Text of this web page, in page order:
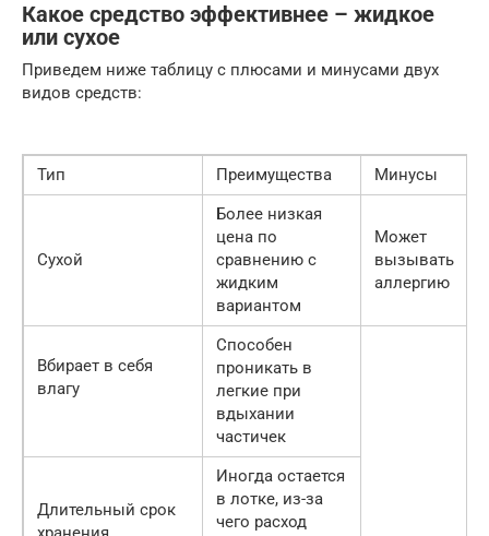
Какое средство эффективнее – жидкое
или сухое
Приведем ниже таблицу с плюсами и минусами двух
видов средств:
Тип Преимущества Минусы
Сухой
Более низкая
цена по
сравнению с
жидким
вариантом
Может
вызывать
аллергию
Вбирает в себя
влагу
Способен
проникать в
легкие при
вдыхании
частичек
Длительный срок
Иногда остается
в лотке, из-за
чего расход